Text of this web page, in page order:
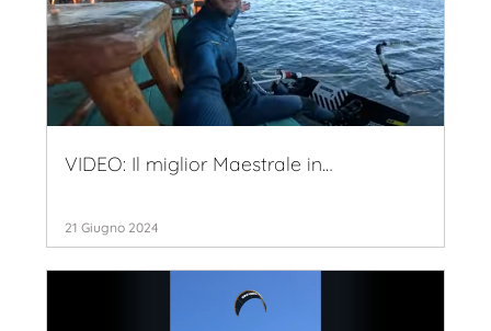
VIDEO: Il miglior Maestrale in…
21 Giugno 2024